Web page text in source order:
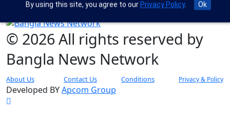
© 2026 All rights reserved by
Bangla News Network
About Us Contact Us Conditions Privacy & Policy
Developed BYApcom Group
By using this site, you agree to ourPrivacy Policy. Ok